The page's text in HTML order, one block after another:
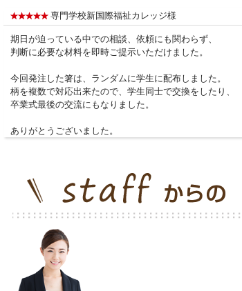
専門学校新国際福祉カレッジ様
期日が迫っている中での相談、依頼にも関わらず、
判断に必要な材料を即時ご提示いただけました。
今回発注した箸は、ランダムに学生に配布しました。
柄を複数で対応出来たので、学生同士で交換をしたり、
卒業式最後の交流にもなりました。
ありがとうございました。